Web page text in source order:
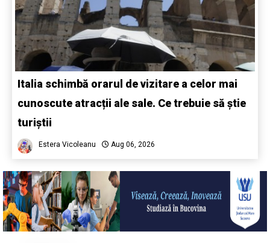
Italia schimbă orarul de vizitare a celor mai
cunoscute atracții ale sale. Ce trebuie să știe
turiștii
Estera Vicoleanu Aug 06, 2026